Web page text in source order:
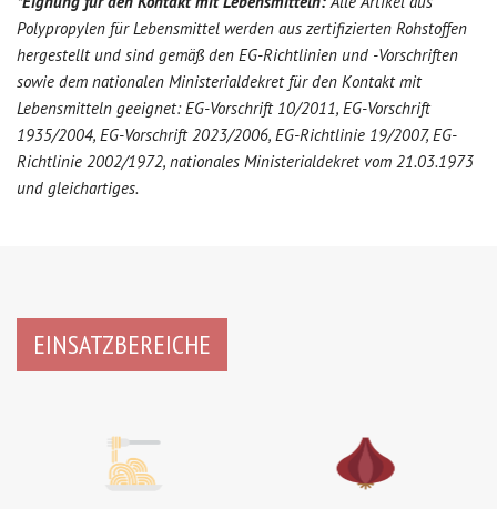
Polypropylen für Lebensmittel werden aus zertifizierten Rohstoffen
hergestellt und sind gemäß den EG-Richtlinien und -Vorschriften
sowie dem nationalen Ministerialdekret für den Kontakt mit
Lebensmitteln geeignet: EG-Vorschrift 10/2011, EG-Vorschrift
1935/2004, EG-Vorschrift 2023/2006, EG-Richtlinie 19/2007, EG-
Richtlinie 2002/1972, nationales Ministerialdekret vom 21.03.1973
und gleichartiges.
EINSATZBEREICHE